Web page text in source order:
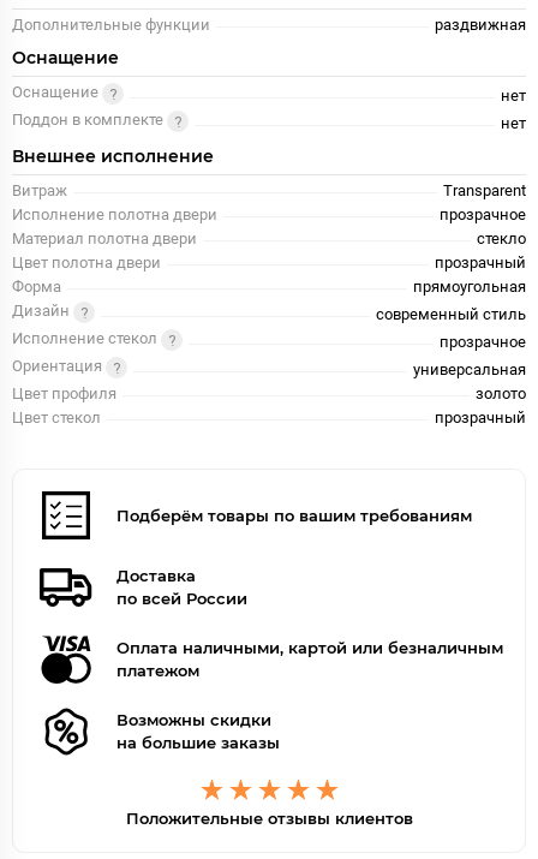
Дополнительные функции раздвижная
Оснащение
Оснащение
нет
Поддон в комплекте
нет
Внешнее исполнение
Витраж
Transparent
Исполнение полотна двери
прозрачное
Материал полотна двери
стекло
Цвет полотна двери
прозрачный
Форма
прямоугольная
Дизайн
современный стиль
Исполнение стекол
прозрачное
Ориентация
универсальная
Цвет профиля
золото
Цвет стекол
прозрачный
Подберём товары по вашим требованиям
Доставка
по всей России
Оплата наличными, картой или безналичным
платежом
Возможны скидки
на большие заказы
Положительные отзывы клиентов